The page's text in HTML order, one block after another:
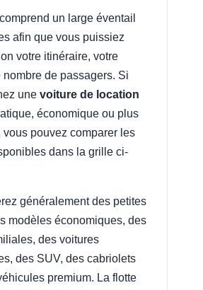
un large éventail
afin que vous puissiez
votre itinéraire, votre
nombre de passagers. Si
une voiture de location
économique ou plus
vous pouvez comparer les
dans la grille ci-
généralement des petites
modèles économiques, des
des voitures
des SUV, des cabriolets
premium. La flotte